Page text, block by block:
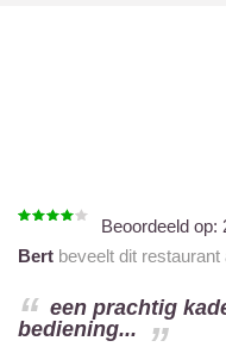
Beoordeeld op:
Bert beveelt dit restaurant
een prachtig
bediening...